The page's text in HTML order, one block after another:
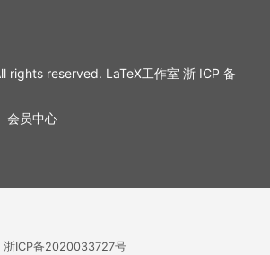
reserved. LaTeX工作室 浙 ICP 备
会员中心
浙ICP备2020033727号